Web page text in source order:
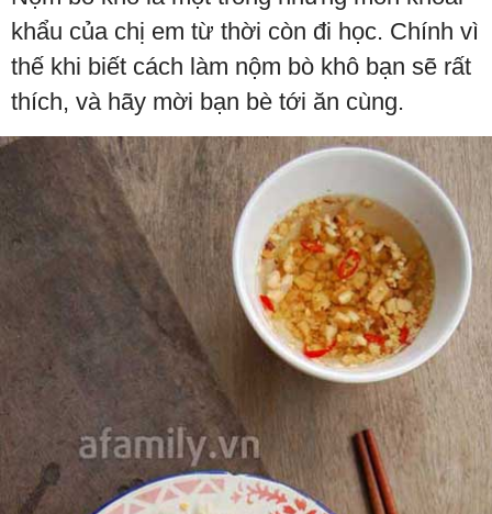
khẩu của chị em từ thời còn đi học. Chính vì
thế khi biết cách làm nộm bò khô bạn sẽ rất
thích, và hãy mời bạn bè tới ăn cùng.